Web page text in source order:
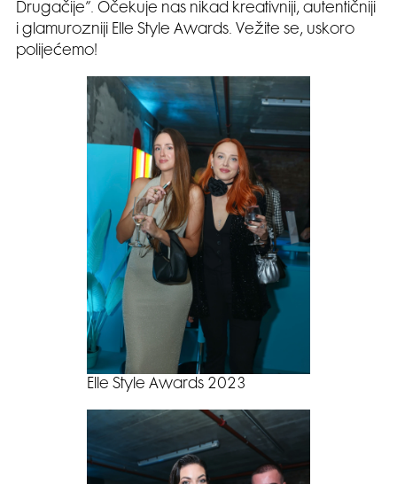
Drugačije”. Očekuje nas nikad kreativniji, autentičniji
i glamurozniji Elle Style Awards. Vežite se, uskoro
polijećemo!
Elle Style Awards 2023